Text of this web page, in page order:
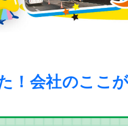
！会社のここが